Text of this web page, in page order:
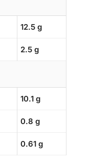
12.5 g
2.5 g
10.1 g
0.8 g
0.61 g